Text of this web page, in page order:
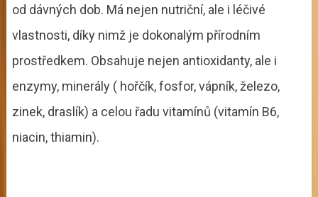
od dávných dob. Má nejen nutriční, ale i léčivé
vlastnosti, díky nimž je dokonalým přírodním
prostředkem. Obsahuje nejen antioxidanty, ale i
enzymy, minerály ( hořčík, fosfor, vápník, železo,
zinek, draslík) a celou řadu vitamínů (vitamín B6,
niacin, thiamin).